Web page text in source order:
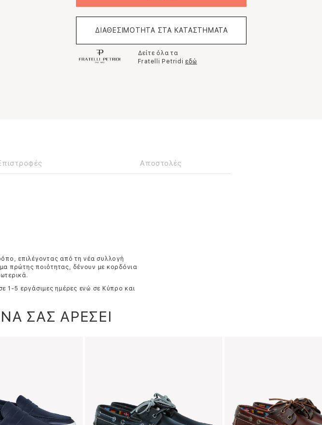
ΔΙΑΘΕΣΙΜΟΤΗΤΑ ΣΤΑ ΚΑΤΑΣΤΗΜΑΤΑ
Δείτε όλα τα
Fratelli Petridi εδώ
Αποστολές
επιλέγοντας από τη νέα συλλογή
πρώτης ποιότητας, δένουν με κορδόνια
1-5 εργάσιμες ημέρες ενώ σε Κύπρο και
ΣΑΣ ΑΡΕΣΕΙ